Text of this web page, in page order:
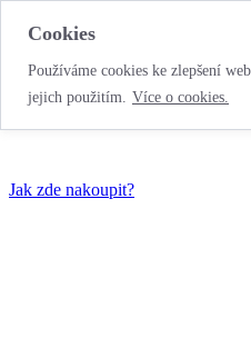
Cookies
Používáme cookies ke zlepšení
jejich použitím. Více o cookies.
Jak zde nakoupit?